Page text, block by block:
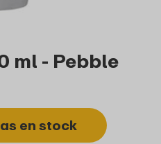
ml - Pebble
en stock